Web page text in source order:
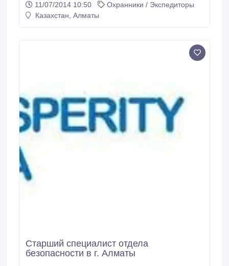
гражданского, административного и трудового
законодательства РК, психологии, основы
преступлений и правонарушений в следственно-
оперативном подразделении правоохранительных
11/07/2014 10:50
Охранники / Экспедиторы
Казахстан, Алматы
Старший специалист отдела
безопасности в г. Алматы